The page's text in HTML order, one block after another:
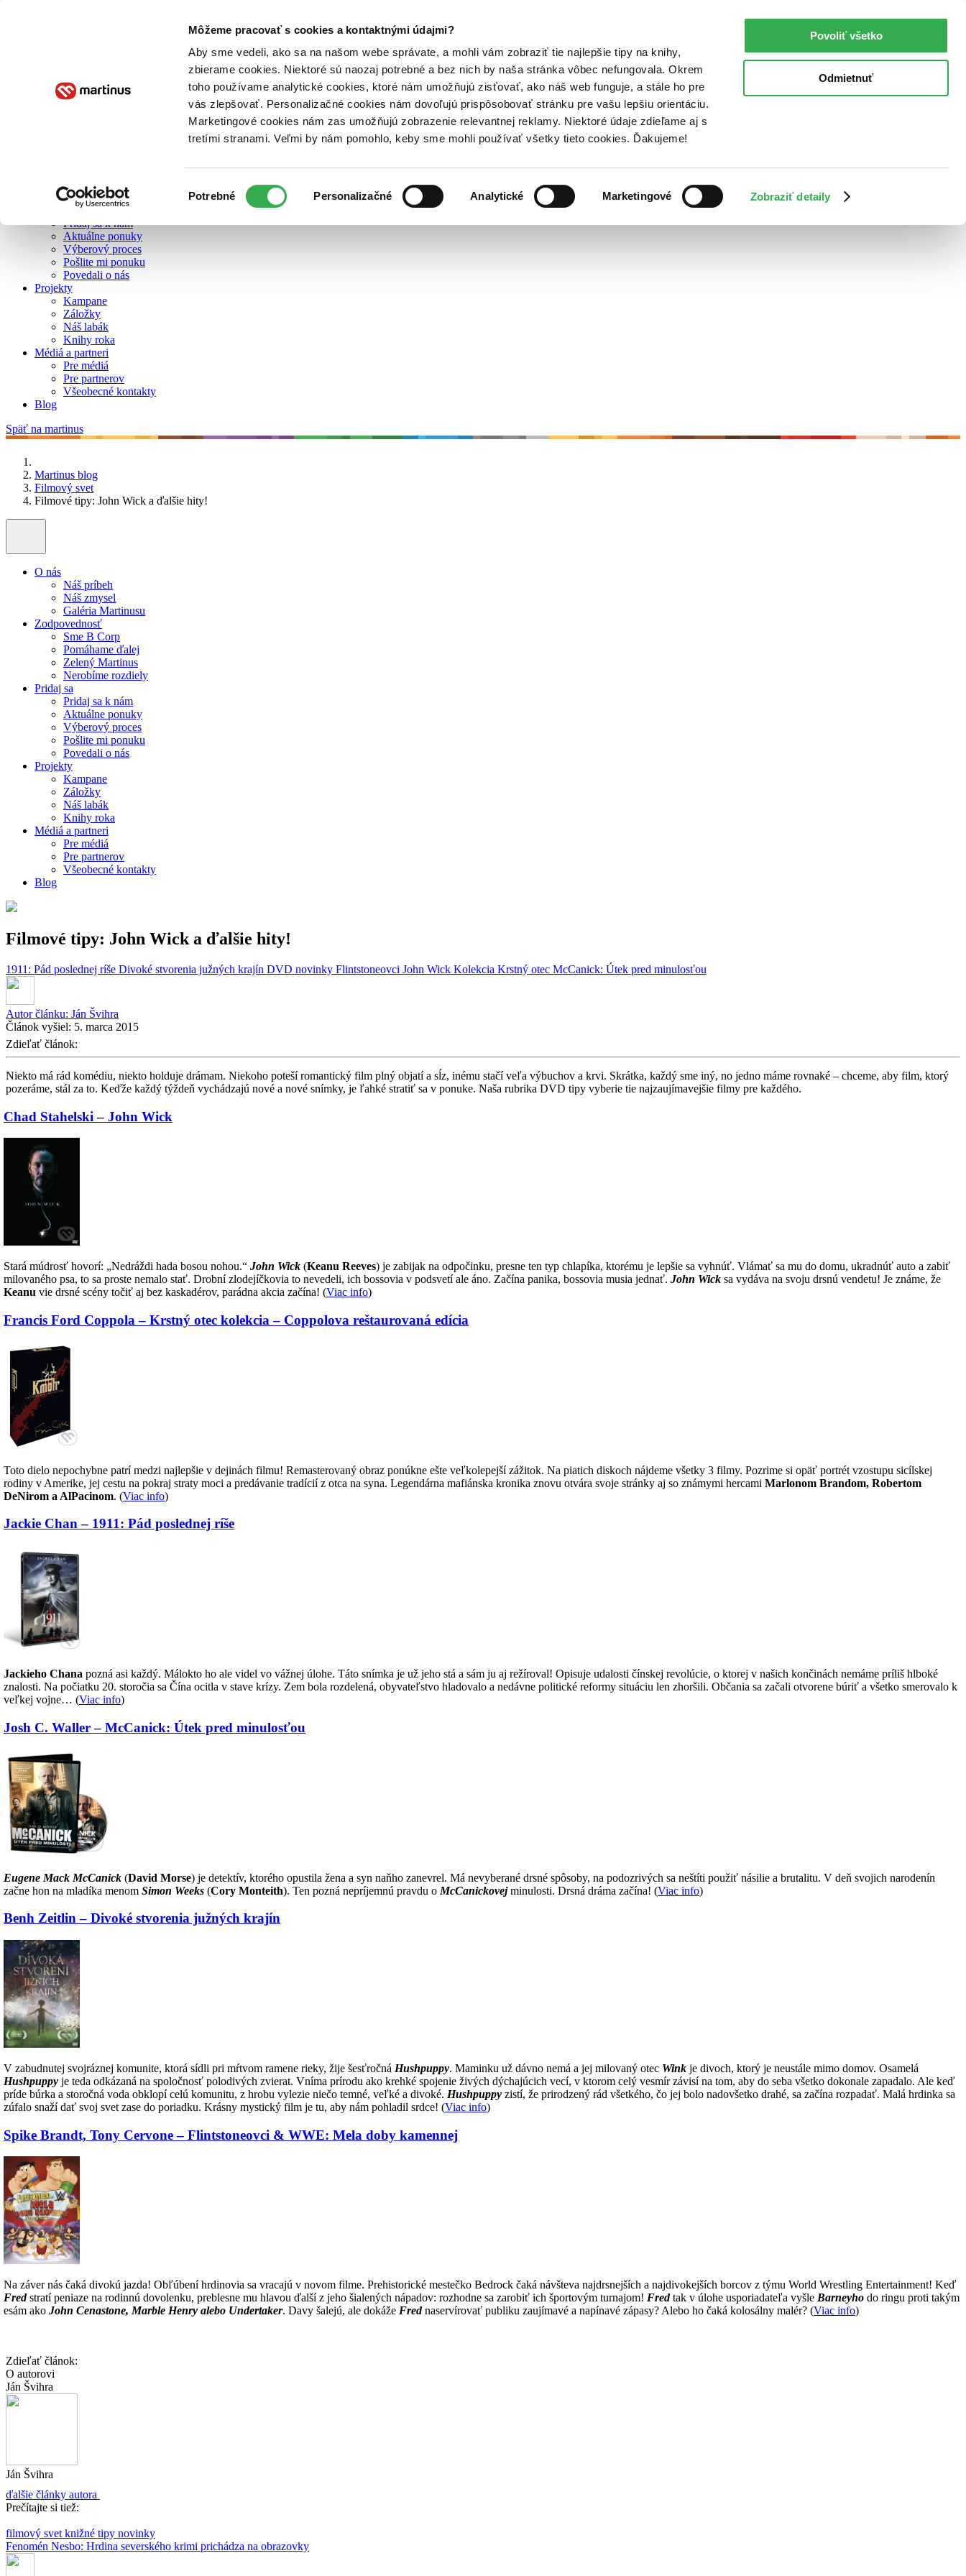
Môžeme pracovať s cookies a kontaktnými údajmi?
Aby sme vedeli, ako sa na našom webe správate, a mohli vám zobraziť tie najlepšie tipy na knihy,
zbierame cookies. Niektoré sú naozaj potrebné a bez nich by naša stránka vôbec nefungovala. Okrem
toho používame analytické cookies, ktoré nám umožňujú zisťovať, ako náš web funguje, a stále ho pre
vás zlepšovať. Personalizačné cookies nám dovoľujú prispôsobovať stránku pre vašu lepšiu orientáciu.
Marketingové cookies nám zas umožňujú zobrazenie relevantnej reklamy. Niektoré údaje zdieľame aj s
tretími stranami. Veľmi by nám pomohlo, keby sme mohli používať všetky tieto cookies. Ďakujeme!
súhlasu
Potrebné Personalizačné Analytické Marketingové Zobraziť detaily
Povoliť všetko
Odmietnuť
O nás
Zelený Martinus
Nerobíme rozdiely
Pridaj sa k nám
Aktuálne ponuky
Výberový proces
Pošlite mi ponuku
Povedali o nás
Projekty
Kampane
Záložky
Náš labák
Knihy roka
Médiá a partneri
Pre médiá
Pre partnerov
Všeobecné kontakty
Blog
Späť na martinus
Martinus blog
Filmový svet
Filmové tipy: John Wick a ďalšie hity!
O nás
Náš príbeh
Náš zmysel
Galéria Martinusu
Zodpovednosť
Sme B Corp
Pomáhame ďalej
Zelený Martinus
Nerobíme rozdiely
Pridaj sa
Pridaj sa k nám
Aktuálne ponuky
Výberový proces
Pošlite mi ponuku
Povedali o nás
Projekty
Kampane
Záložky
Náš labák
Knihy roka
Médiá a partneri
Pre médiá
Pre partnerov
Všeobecné kontakty
Blog
Filmové tipy: John Wick a ďalšie hity!
1911: Pád poslednej ríše Divoké stvorenia južných krajín DVD novinky Flintstoneovci John Wick Kolekcia Krstný otec McCanick: Útek pred minulosťou
Autor článku: Ján Švihra
Článok vyšiel: 5. marca 2015
Zdieľať článok:
Niekto má rád komédiu, niekto holduje drámam. Niekoho poteší romantický film plný objatí a sĺz, inému stačí veľa výbuchov a krvi. Skrátka, každý sme iný, no jedno máme rovnaké – chceme, aby film, ktorý
pozeráme, stál za to. Keďže každý týždeň vychádzajú nové a nové snímky, je ľahké stratiť sa v ponuke. Naša rubrika DVD tipy vyberie tie najzaujímavejšie filmy pre každého.
Chad Stahelski – John Wick
Stará múdrosť hovorí: „Nedráždi hada bosou nohou.“ John Wick (Keanu Reeves) je zabijak na odpočinku, presne ten typ chlapíka, ktorému je lepšie sa vyhnúť. Vlámať sa mu do domu, ukradnúť auto a zabiť
milovaného psa, to sa proste nemalo stať. Drobní zlodejíčkovia to nevedeli, ich bossovia v podsvetí ale áno. Začína panika, bossovia musia jednať. John Wick sa vydáva na svoju drsnú vendetu! Je známe, že
Keanu vie drsné scény točiť aj bez kaskadérov, parádna akcia začína! (Viac info)
Francis Ford Coppola – Krstný otec kolekcia – Coppolova reštaurovaná edícia
Toto dielo nepochybne patrí medzi najlepšie v dejinách filmu! Remasterovaný obraz ponúkne ešte veľkolepejší zážitok. Na piatich diskoch nájdeme všetky 3 filmy. Pozrime si opäť portrét vzostupu sicílskej
rodiny v Amerike, jej cestu na pokraj straty moci a predávanie tradícií z otca na syna. Legendárna mafiánska kronika znovu otvára svoje stránky aj so známymi hercami Marlonom Brandom, Robertom
DeNirom a AlPacinom. (Viac info)
Jackie Chan – 1911: Pád poslednej ríše
Jackieho Chana pozná asi každý. Málokto ho ale videl vo vážnej úlohe. Táto snímka je už jeho stá a sám ju aj režíroval! Opisuje udalosti čínskej revolúcie, o ktorej v našich končinách nemáme príliš hlboké
znalosti. Na počiatku 20. storočia sa Čína ocitla v stave krízy. Zem bola rozdelená, obyvateľstvo hladovalo a nedávne politické reformy situáciu len zhoršili. Občania sa začali otvorene búriť a všetko smerovalo k
veľkej vojne… (Viac info)
Josh C. Waller – McCanick: Útek pred minulosťou
Eugene Mack McCanick (David Morse) je detektív, ktorého opustila žena a syn naňho zanevrel. Má nevyberané drsné spôsoby, na podozrivých sa neštíti použiť násilie a brutalitu. V deň svojich narodenín
začne hon na mladíka menom Simon Weeks (Cory Monteith). Ten pozná nepríjemnú pravdu o McCanickovejminulosti. Drsná dráma začína! (Viac info)
Benh Zeitlin – Divoké stvorenia južných krajín
V zabudnutej svojráznej komunite, ktorá sídli pri mŕtvom ramene rieky, žije šesťročná Hushpuppy. Maminku už dávno nemá a jej milovaný otec Wink je divoch, ktorý je neustále mimo domov. Osamelá
Hushpuppy je teda odkázaná na spoločnosť polodivých zvierat. Vníma prírodu ako krehké spojenie živých dýchajúcich vecí, v ktorom celý vesmír závisí na tom, aby do seba všetko dokonale zapadalo. Ale keď
príde búrka a storočná voda obklopí celú komunitu, z hrobu vylezie niečo temné, veľké a divoké. Hushpuppy zistí, že prirodzený rád všetkého, čo jej bolo nadovšetko drahé, sa začína rozpadať. Malá hrdinka sa
zúfalo snaží dať svoj svet zase do poriadku. Krásny mystický film je tu, aby nám pohladil srdce! (Viac info)
Spike Brandt, Tony Cervone – Flintstoneovci & WWE: Mela doby kamennej
Na záver nás čaká divokú jazda! Obľúbení hrdinovia sa vracajú v novom filme. Prehistorické mestečko Bedrock čaká návšteva najdrsnejších a najdivokejších borcov z týmu World Wrestling Entertainment! Keď
Fredstratí peniaze na rodinnú dovolenku, preblesne mu hlavou ďalší z jeho šialených nápadov: rozhodne sa zarobiť ich športovým turnajom! Fredtak v úlohe usporiadateľa vyšle Barneyho do ringu proti takým
esám ako John Cenastone, Marble Henry alebo Undertaker. Davy šalejú, ale dokáže Frednaservírovať publiku zaujímavé a napínavé zápasy? Alebo ho čaká kolosálny malér? (Viac info)
Zdieľať článok:
O autorovi
Ján Švihra
Ján Švihra
ďalšie články autora
Prečítajte si tiež:
filmový svetknižné tipy novinky
Fenomén Nesbo: Hrdina severského krimi prichádza na obrazovky